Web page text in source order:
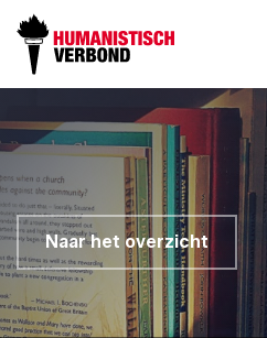
Naar het overzicht